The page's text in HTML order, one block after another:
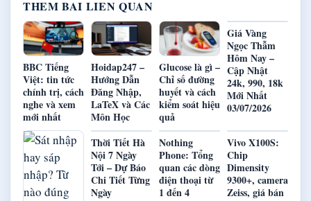
THEM BAI LIEN QUAN
BBC Tiếng
Việt: tin tức
chính trị, cách
nghe và xem
mới nhất
Hoidap247 –
Hướng Dẫn
Đăng Nhập,
LaTeX và Các
Môn Học
Glucose là gì –
Chỉ số đường
huyết và cách
kiểm soát hiệu
quả
Giá Vàng
Ngọc Thẫm
Hôm Nay –
Cập Nhật
24k, 990, 18k
Mới Nhất
03/07/2026
Thời Tiết Hà
Nội 7 Ngày
Tới – Dự Báo
Chi Tiết Từng
Ngày
Nothing
Phone: Tổng
quan các dòng
điện thoại từ
1 đến 4
Vivo X100S:
Chip
Dimensity
9300+, camera
Zeiss, giá bán